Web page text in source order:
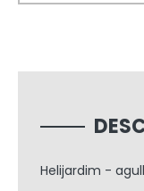
Helijardim -